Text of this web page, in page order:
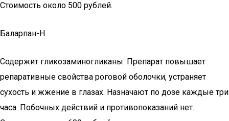
Стоимость около 500 рублей.
Баларпан-Н
Содержит гликозаминогликаны. Препарат повышает
репаративные свойства роговой оболочки, устраняет
сухость и жжение в глазах. Назначают по дозе каждые три
часа. Побочных действий и противопоказаний нет.